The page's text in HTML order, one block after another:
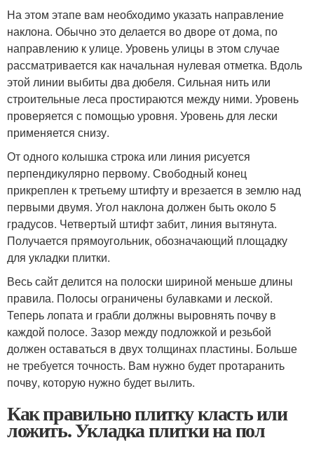
На этом этапе вам необходимо указать направление
наклона. Обычно это делается во дворе от дома, по
направлению к улице. Уровень улицы в этом случае
рассматривается как начальная нулевая отметка. Вдоль
этой линии выбиты два дюбеля. Сильная нить или
строительные леса простираются между ними. Уровень
проверяется с помощью уровня. Уровень для лески
применяется снизу.
От одного колышка строка или линия рисуется
перпендикулярно первому. Свободный конец
прикреплен к третьему штифту и врезается в землю над
первыми двумя. Угол наклона должен быть около 5
градусов. Четвертый штифт забит, линия вытянута.
Получается прямоугольник, обозначающий площадку
для укладки плитки.
Весь сайт делится на полоски шириной меньше длины
правила. Полосы ограничены булавками и леской.
Теперь лопата и грабли должны выровнять почву в
каждой полосе. Зазор между подложкой и резьбой
должен оставаться в двух толщинах пластины. Больше
не требуется точность. Вам нужно будет протаранить
почву, которую нужно будет вылить.
Как правильно плитку класть или
ложить. Укладка плитки на пол